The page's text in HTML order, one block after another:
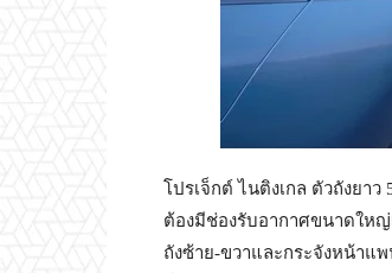
โปรเจ็กต์ ไนติงเกล ตัวถังยา
ต้องมีช่องรับอากาศขนาดใหญ่
ถังซ้าย-ขวาและกระจังหน้าแ